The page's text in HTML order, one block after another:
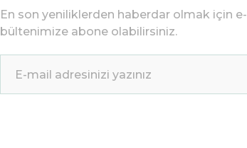
En son yeniliklerden haberdar olmak için e-
bültenimize abone olabilirsiniz.